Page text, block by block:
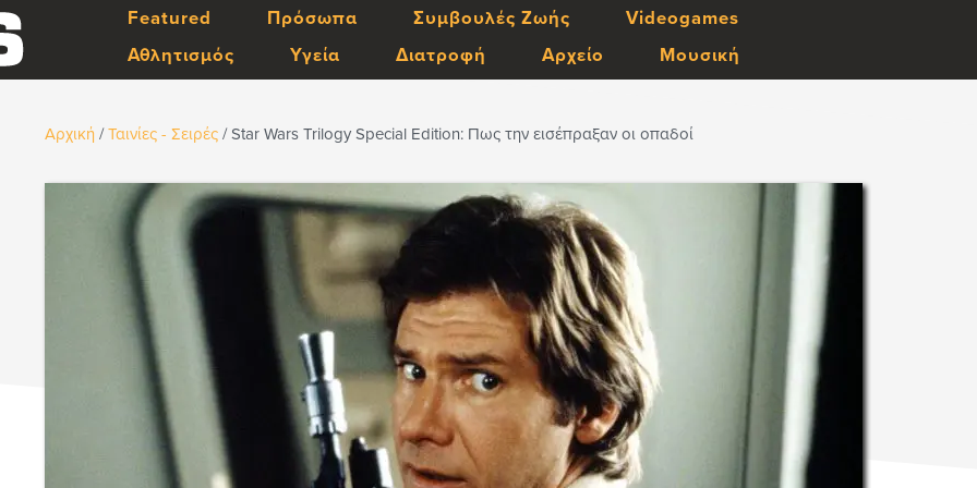
Featured Πρόσωπα Συμβουλές Ζωής
Videogames
Αθλητισμός
Υγεία Διατροφή Αρχείο Μουσική
Αρχική / Ταινίες - Σειρές /Star Wars Trilogy Special Edition: Πως την εισέπραξαν οι οπαδοί